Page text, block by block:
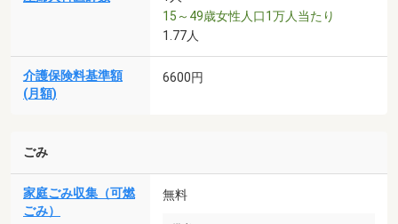
15～49歳女性人口1万人当たり
1.77人
介護保険料基準額
(月額)
6600円
ごみ
家庭ごみ収集（可燃
ごみ）
無料